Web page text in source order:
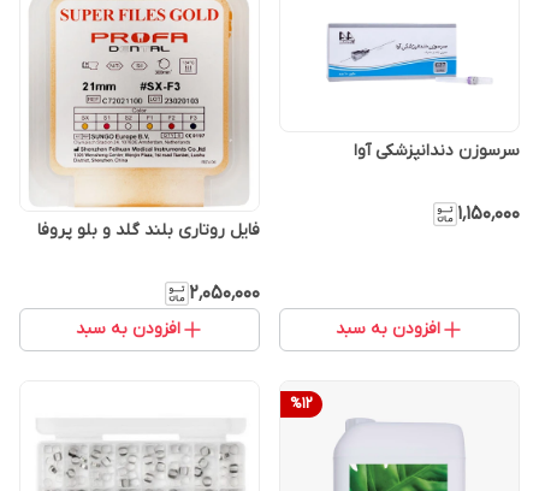
سرسوزن دندانپزشکی آوا
۱٬۱۵۰٬۰۰۰
افزودن به سبد
فایل روتاری بلند گلد و بلو پروفا
۲٬۰۵۰٬۰۰۰
افزودن به سبد
%12